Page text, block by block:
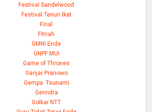
Festival Sandelwood
Festival Tenun Ikat
Final
Fitnah
GMNI Ende
GNPF MUI
Game of Thrones
Ganjar Pranowo
Gempa. Tsunami
Gerindra
Golkar NTT